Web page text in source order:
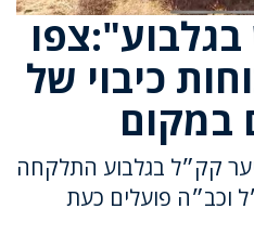
כיבוי של
במקום
קק״ל בגלבוע התלקחה
וכב״ה פועלים כעת